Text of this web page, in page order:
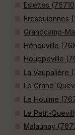
Eslettes
Fresquiennes
Grandcamp-
Hénouville
Houppeville
La Vaupalière
Le Grand-
Le Houlme
Le Petit-
Malaunay